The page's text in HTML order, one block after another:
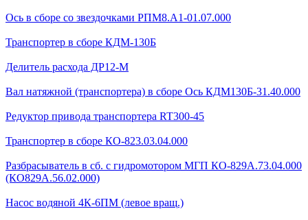
Ось в сборе со звездочками РПМ8.А1-01.07.000
Транспортер в сборе КДМ-130Б
Делитель расхода ДР12-М
Вал натяжной (транспортера) в сборе Ось КДМ130Б-31.40.000
Редуктор привода транспортера RT300-45
Транспортер в сборе КО-823.03.04.000
Разбрасыватель в сб. с гидромотором МГП КО-829А.73.04.000
(КО829А.56.02.000)
Насос водяной 4К-6ПМ (левое вращ.)